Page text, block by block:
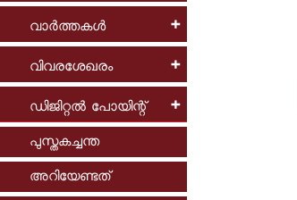
വാര്‍ത്തകള്‍
വിവരശേഖരം
ഡിജിറ്റല്‍ പോയിന്റ്
പുസ്തകച്ചന്ത
അറിയേണ്ടത്